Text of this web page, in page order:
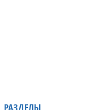
РАЗДЕЛЫ